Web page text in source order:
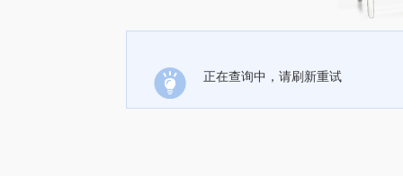
正在查询中，请刷新重试